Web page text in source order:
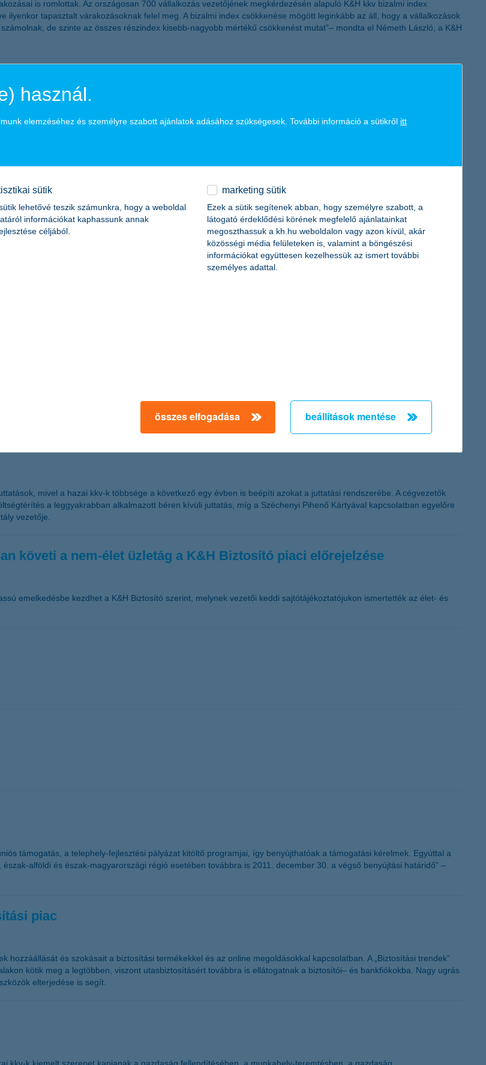
is romlottak. Az országosan 700 vállalkozás vezetőjének megkérdezésén alapuló K&H kkv bizalmi index
tapasztalt várakozásoknak felel meg. A bizalmi index csökkenése mögött leginkább az áll, hogy a vállalkozások
de szinte az összes részindex kisebb-nagyobb mértékű csökkenést mutat”– mondta el Németh László, a K&H
az ügyfél tájékoztatást. A kártya szerződések megkötésére november 15. után nyílik lehetőség.
az első félévben. A hitelezési veszteségek magasak, de a várakozásoknak megfelelően alakultak. A nem-teljesítő
élet üzletágban, mind a nem-élet üzletágban folytatni tudta növekedését a második negyedévben is.
közleménye a Társaság alaptőkéjének emeléséről
mivel a hazai kkv-k többsége a következő egy évben is beépíti azokat a juttatási rendszerébe. A cégvezetők
a leggyakrabban alkalmazott béren kívüli juttatás, míg a Széchenyi Pihenő Kártyával kapcsolatban egyelőre
vezetője.
követi a nem-élet üzletág a K&H Biztosító piaci előrejelzése
emelkedésbe kezdhet a K&H Biztosító szerint, melynek vezetői keddi sajtótájékoztatójukon ismertették az élet- és
támogatás, a telephely-fejlesztési pályázat kitöltő programjai, így benyújthatóak a támogatási kérelmek. Egyúttal a
alföldi és észak-magyarországi régió esetében továbbra is 2011. december 30. a végső benyújtási határidő” –
piac
és szokásait a biztosítási termékekkel és az online megoldásokkal kapcsolatban. A „Biztosítási trendek”
kötik meg a legtöbben, viszont utasbiztosításért továbbra is ellátogatnak a biztosítói– és bankfiókokba. Nagy ugrás
elterjedése is segít.
használ.
elemzéséhez és személyre szabott ajánlatok adásához szükségesek. További információ a sütikről itt
sütik
lehetővé teszik számunkra, hogy a weboldal
információkat kaphassunk annak
céljából.
marketing sütik
Ezek a sütik segítenek abban, hogy személyre szabott, a
látogató érdeklődési körének megfelelő ajánlatainkat
megoszthassuk a kh.hu weboldalon vagy azon kívül, akár
közösségi média felületeken is, valamint a böngészési
információkat együttesen kezelhessük az ismert további
személyes adattal.
összes elfogadása beállítások mentése